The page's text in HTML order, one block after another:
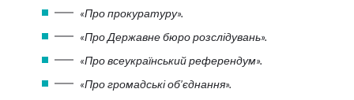
«Про прокуратуру».
«Про Державне бюро розслідувань».
«Про всеукраїнський референдум».
«Про громадські об’єднання».